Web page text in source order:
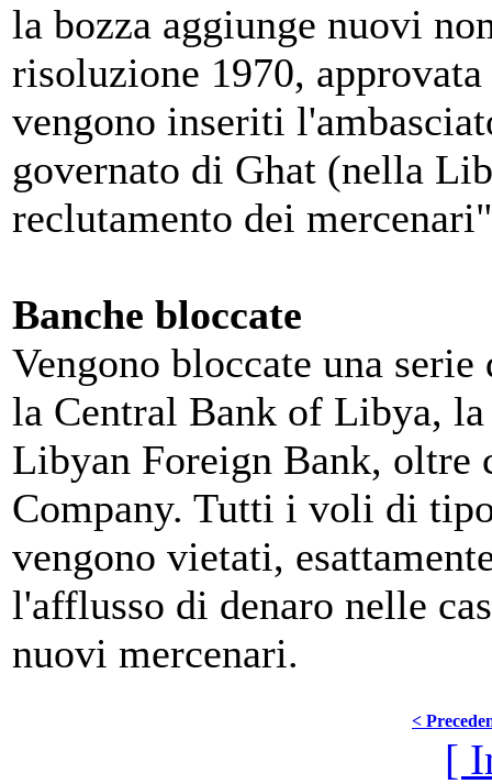
la bozza aggiunge nuovi
risoluzione 1970,
vengono inseriti
governato di Ghat (nella
reclutamento dei
Banche bloccate
Vengono bloccate una
la Central Bank of Libya,
Libyan Foreign Bank,
Company. Tutti i voli di
vengono vietati,
l'afflusso di denaro nelle
nuovi mercenari.
<
[